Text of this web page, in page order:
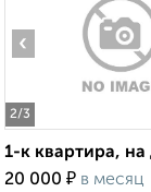
2/3
‹
1-к квартира,
20 000 ₽ в месяц